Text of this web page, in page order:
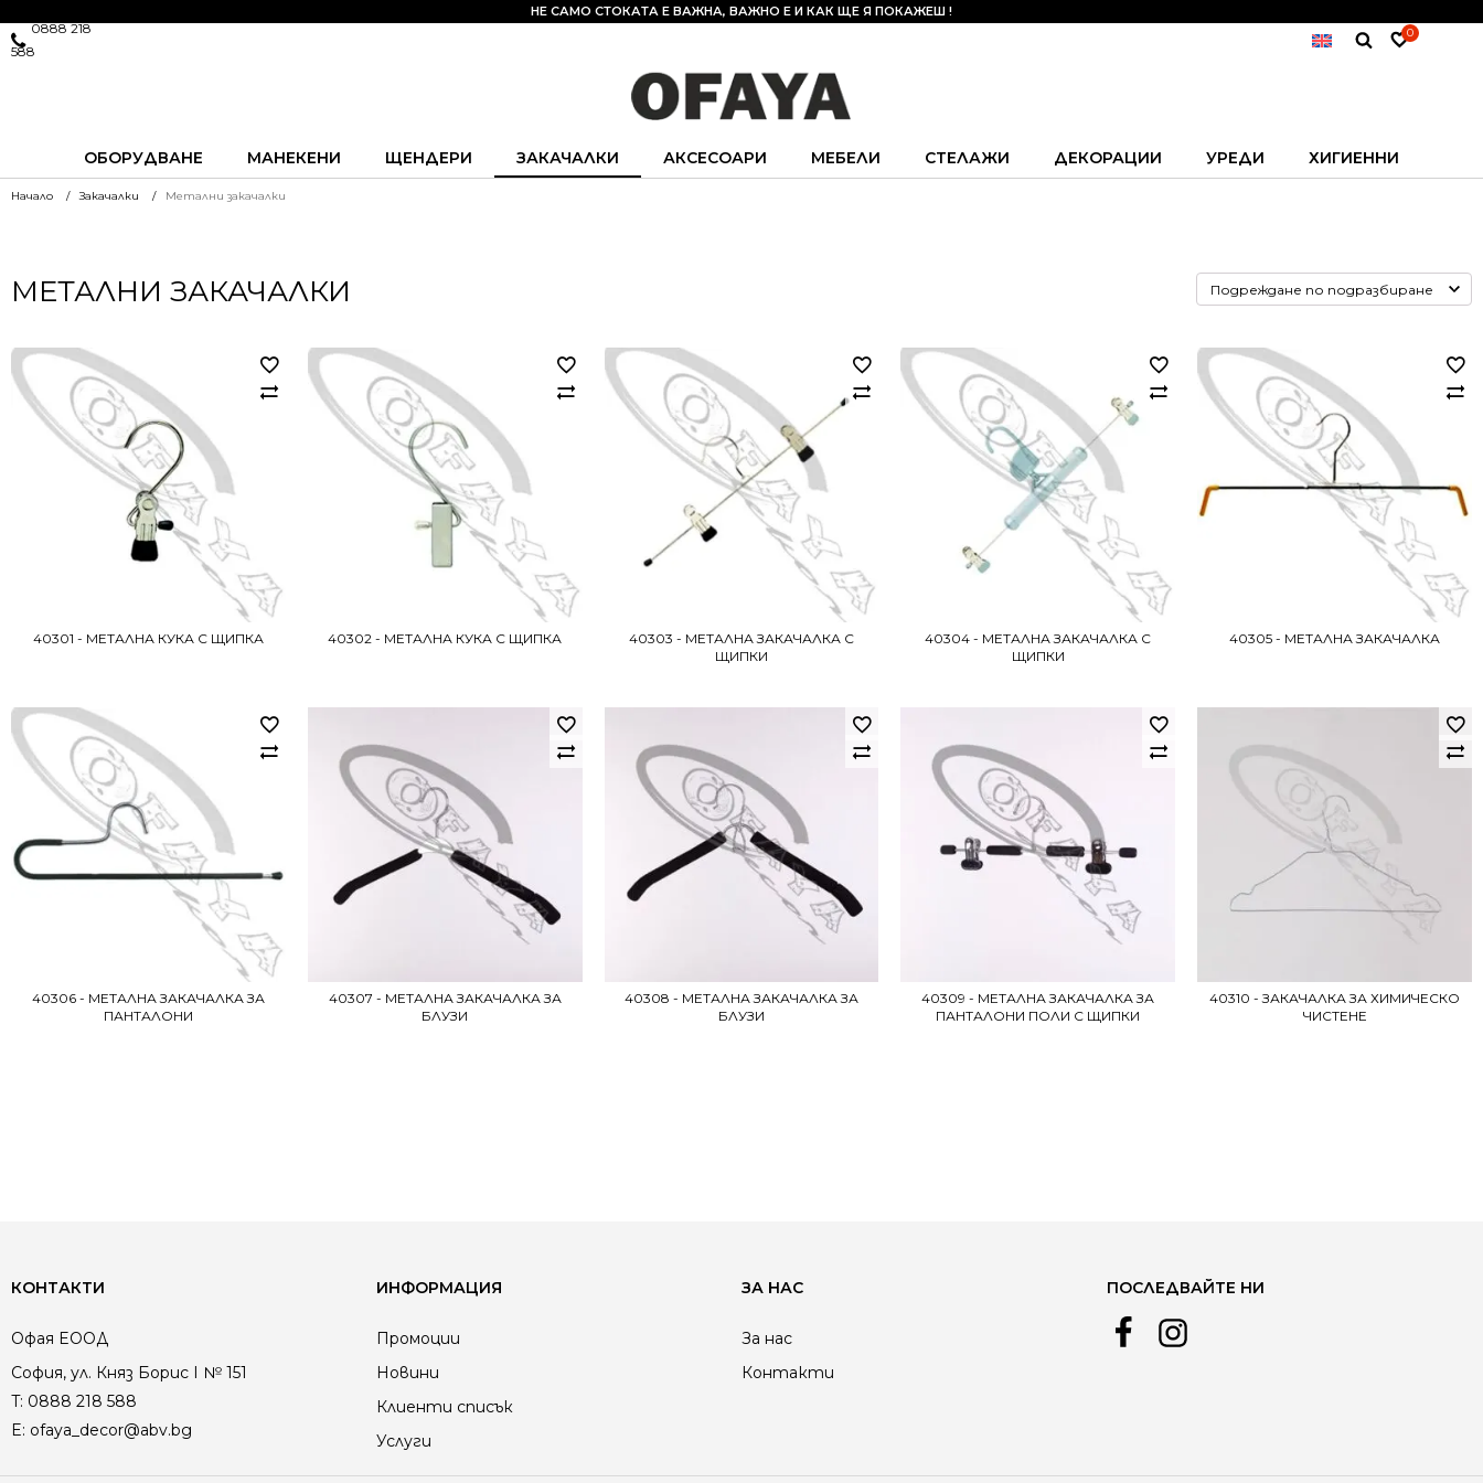
ОБОРУДВАНЕ МАНЕКЕНИ ЩЕНДЕРИ ЗАКАЧАЛКИ АКСЕСОАРИ МЕБЕЛИ СТЕЛАЖИ ДЕКОРАЦИИ УРЕДИ ХИГИЕННИ
0
0888 218
588
НЕ САМО СТОКАТА Е ВАЖНА, ВАЖНО Е И КАК ЩЕ Я ПОКАЖЕШ !
Начало Закачалки Метални закачалки
МЕТАЛНИ ЗАКАЧАЛКИ
40301 - МЕТАЛНА КУКА С ЩИПКА 40302 - МЕТАЛНА КУКА С ЩИПКА
40303 - МЕТАЛНА ЗАКАЧАЛКА С
ЩИПКИ
40304 - МЕТАЛНА ЗАКАЧАЛКА С
ЩИПКИ
40305 - МЕТАЛНА ЗАКАЧАЛКА
40306 - МЕТАЛНА ЗАКАЧАЛКА ЗА
ПАНТАЛОНИ
40307 - МЕТАЛНА ЗАКАЧАЛКА ЗА
БЛУЗИ
40308 - МЕТАЛНА ЗАКАЧАЛКА ЗА
БЛУЗИ
40309 - МЕТАЛНА ЗАКАЧАЛКА ЗА
ПАНТАЛОНИ ПОЛИ С ЩИПКИ
40310 - ЗАКАЧАЛКА ЗА ХИМИЧЕСКО
ЧИСТЕНЕ
КОНТАКТИ
Офая EООД
София, ул. Княз Борис I № 151
T: 0888 218 588
E: ofaya_decor@abv.bg
ИНФОРМАЦИЯ
Промоции
Новини
Клиенти списък
Услуги
ЗА НАС
За нас
Контакти
ПОСЛЕДВАЙТЕ НИ